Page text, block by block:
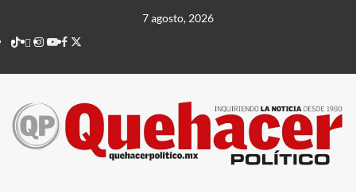
contenido
7 agosto, 2026
TikTok
threads
Instagram
Youtube
Facebook
X